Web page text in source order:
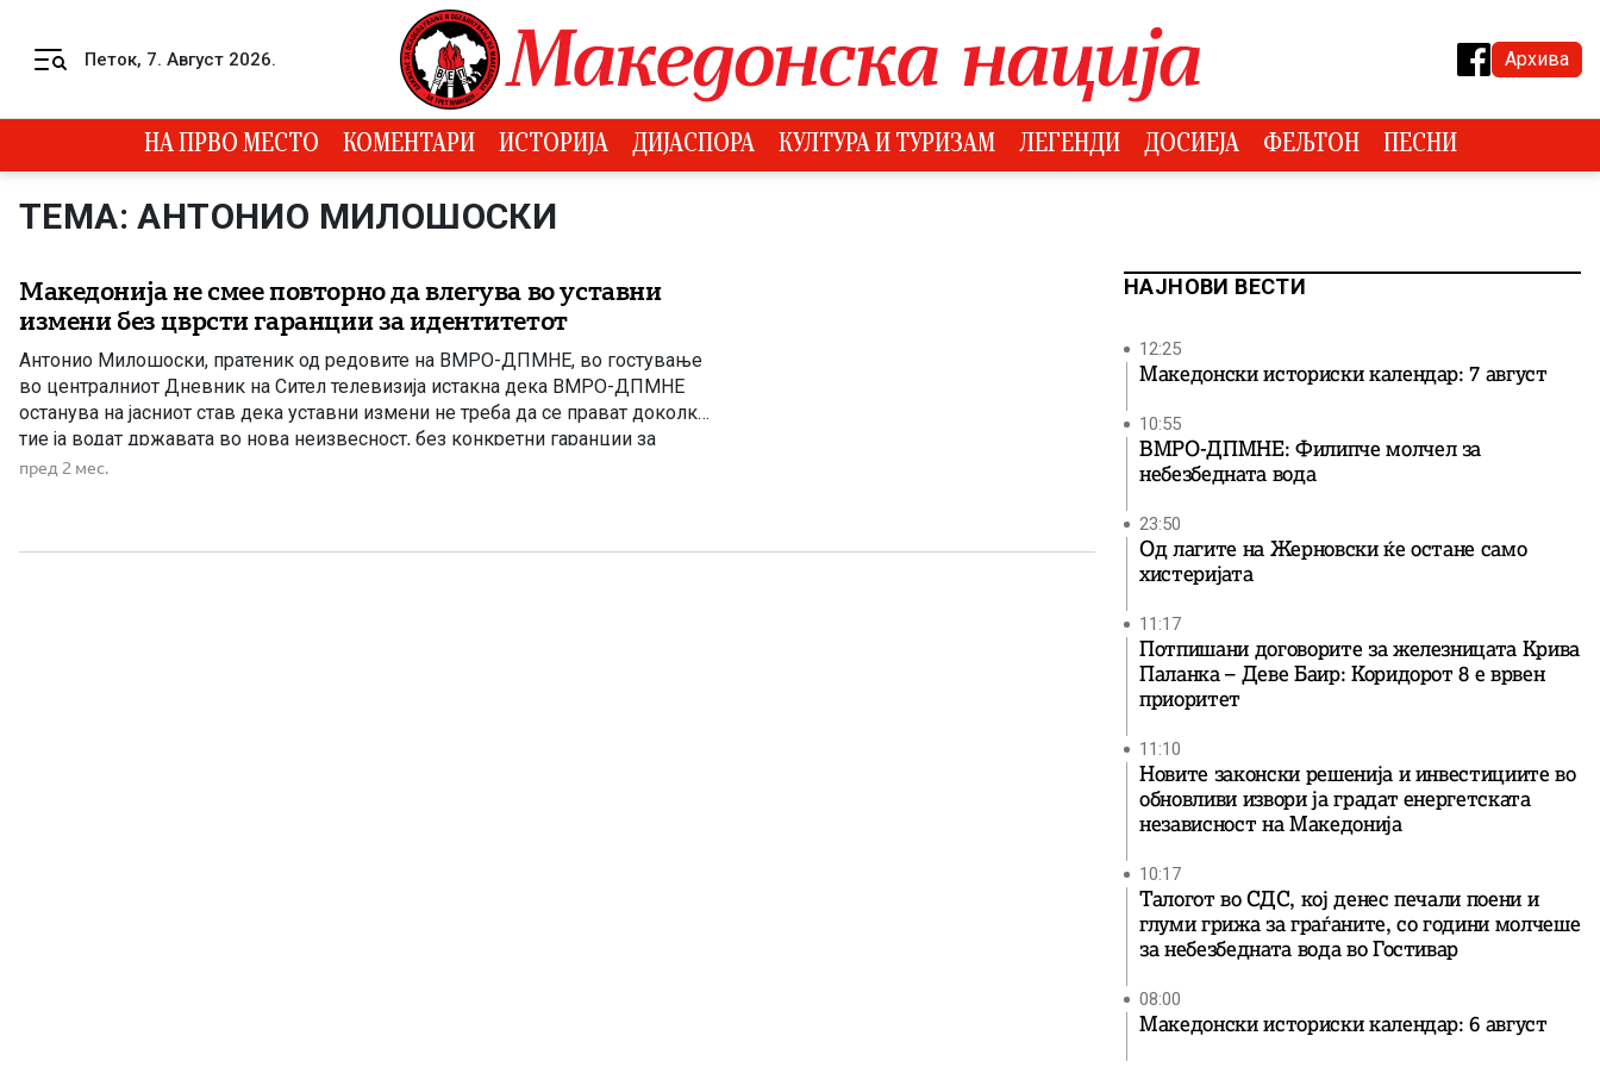
Петок, 7. Август 2026. Архива
НА ПРВО МЕСТО КОМЕНТАРИ ИСТОРИЈА ДИЈАСПОРА КУЛТУРА И ТУРИЗАМ ЛЕГЕНДИ ДОСИЕЈА ФЕЉТОН ПЕСНИ
ТЕМА: АНТОНИО МИЛОШОСКИ
Македонија не смее повторно да влегува во уставни
измени без цврсти гаранции за идентитетот
Антонио Милошоски, пратеник од редовите на ВМРО-ДПМНЕ, во гостување
во централниот Дневник на Сител телевизија истакна дека ВМРО-ДПМНЕ
останува на јасниот став дека уставни измени не треба да се прават доколку
тие ја водат државата во нова неизвесност, без конкретни гаранции за
остварување на полноправно членство во Европската Унија. „По однос на тоа
пред 2 мес.
НАЈНОВИ ВЕСТИ
12:25
Македонски историски календар: 7 август
10:55
ВМРО-ДПМНЕ: Филипче молчел за
небезбедната вода
23:50
Од лагите на Жерновски ќе остане само
хистеријата
11:17
Потпишани договорите за железницата Крива
Паланка – Деве Баир: Коридорот 8 е врвен
приоритет
11:10
Новите законски решенија и инвестициите во
обновливи извори ја градат енергетската
независност на Македонија
10:17
Талогот во СДС, кој денес печали поени и
глуми грижа за граѓаните, со години молчеше
за небезбедната вода во Гостивар
08:00
Македонски историски календар: 6 август